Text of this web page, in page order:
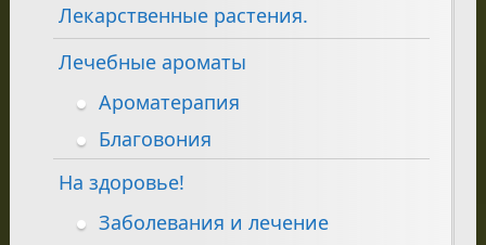
Лекарственные растения.
Лечебные ароматы
Ароматерапия
Благовония
На здоровье!
Заболевания и лечение